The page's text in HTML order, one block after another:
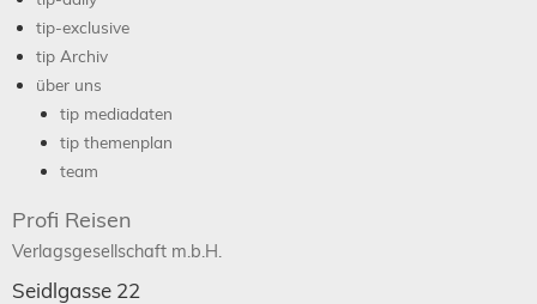
tip-exclusive
tip Archiv
über uns
tip mediadaten
tip themenplan
team
Profi Reisen
Verlagsgesellschaft m.b.H.
Seidlgasse 22